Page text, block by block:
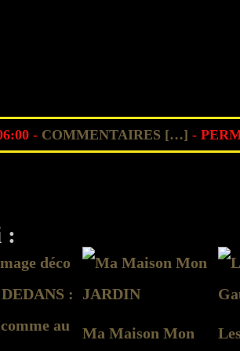
- COMMENTAIRES […] -
:
Ma Maison Mon